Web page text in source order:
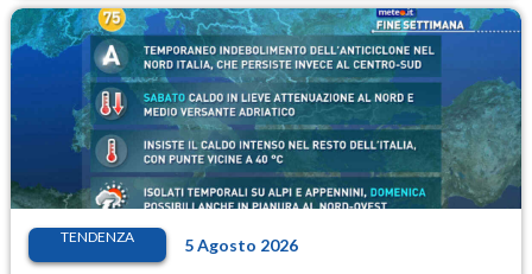
TENDENZA 5 Agosto 2026